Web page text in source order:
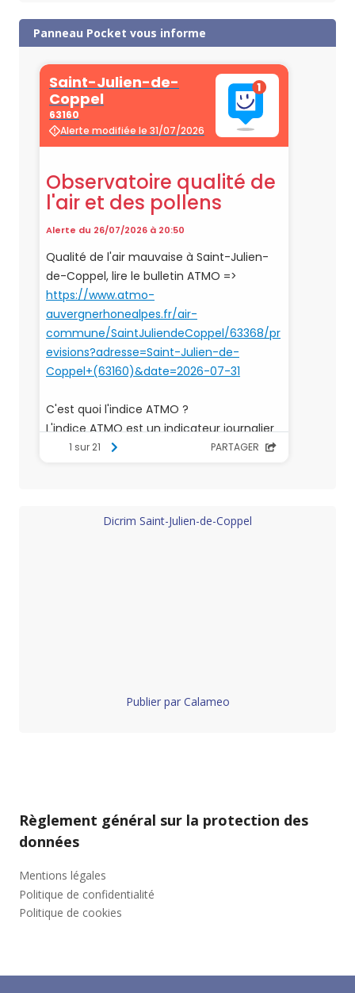
Panneau Pocket vous informe
Dicrim Saint-Julien-de-Coppel
Publier par Calameo
Règlement général sur la protection des
données
Mentions légales
Politique de confidentialité
Politique de cookies